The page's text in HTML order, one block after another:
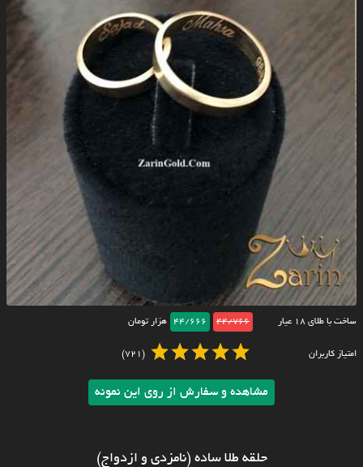
ساخت با طلای ۱۸ عیار 44/766
44/666 هزار تومان
امتیاز کاربران (721)
مشاهده و سفارش از روی این نمونه
حلقه طلا ساده (نامزدی و ازدواج)